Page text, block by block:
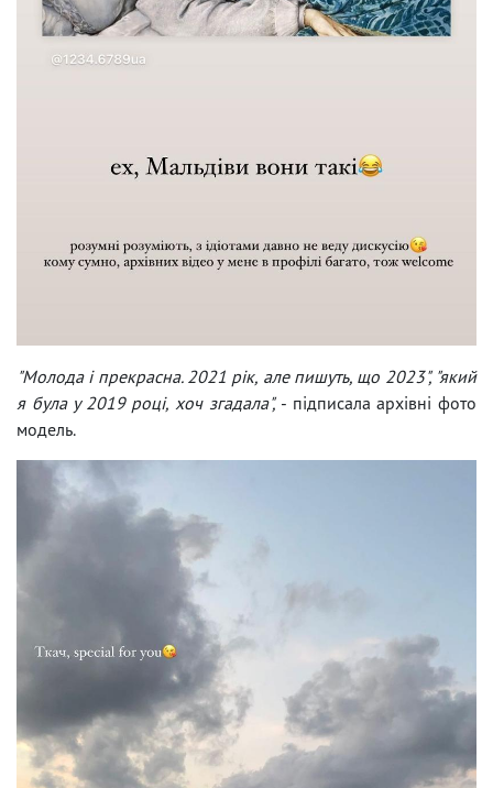
"Молода і прекрасна. 2021 рік, але пишуть, що 2023", "який
я була у 2019 році, хоч згадала",- підписала архівні фото
модель.